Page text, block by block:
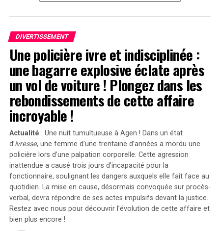
flagrant », a-t-il déclaré devant le jury selon
Variety. »SansEmanuel
Divergences dans les Arguments Juridiques
En réponse aux allégations portées contre lui, l’équipe
juridique défendant Shyamalan soutient que Tony
Basgallop, le créateur britannique derrière la série
Servant, avait commencé à développer ce projet bien
avant la sortie du film de Francesca Gregorini.
« Elle cherche simplement à tirer profit d’un travail
qu’elle n’a pas conçu », a affirmé l’avocate Brittany
Amadi lors du procès.En 2020, une première plainte
avait été rejetée ; néanmoins, la cour d’appel avait
rouvert l’affaire en considérant qu’il existait un débat
légitime concernant les « similarités substantielles »
entre les deux œuvres.Cette affaire soulève des
questions cruciales sur l’originalité dans le secteur
DIVERTISSEMENT
Une policière ivre et indisciplinée :
une bagarre explosive éclate après
un vol de voiture ! Plongez dans les
rebondissements de cette affaire
incroyable !
Actualité : Une nuit tumultueuse à Agen ! Dans un état
d’ivresse, une femme d’une trentaine d’années a mordu une
policière lors d’une palpation corporelle. Cette agression
inattendue a causé trois jours d’incapacité pour la
fonctionnaire, soulignant les dangers auxquels elle fait face au
quotidien. La mise en cause, désormais convoquée sur procès-
verbal, devra répondre de ses actes impulsifs devant la justice.
Restez avec nous pour découvrir l’évolution de cette affaire et
bien plus encore !